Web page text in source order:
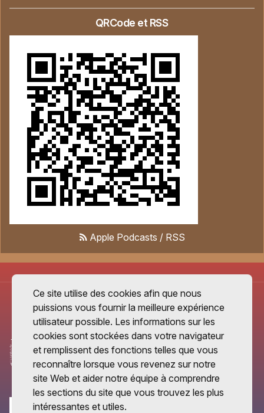
QRCode et RSS
Apple Podcasts / RSS
Ce site utilise des cookies afin que nous
puissions vous fournir la meilleure expérience
utilisateur possible. Les informations sur les
cookies sont stockées dans votre navigateur
et remplissent des fonctions telles que vous
reconnaître lorsque vous revenez sur notre
site Web et aider notre équipe à comprendre
les sections du site que vous trouvez les plus
intéressantes et utiles.